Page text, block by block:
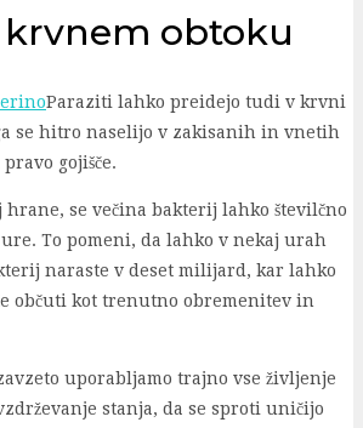
krvnem obtoku
Paraziti lahko preidejo tudi v krvni
se hitro naselijo v zakisanih in vnetih
gojišče.
hrane, se večina bakterij lahko številčno
To pomeni, da lahko v nekaj urah
naraste v deset milijard, kar lahko
občuti kot trenutno obremenitev in
uporabljamo trajno vse življenje
stanja, da se sproti uničijo